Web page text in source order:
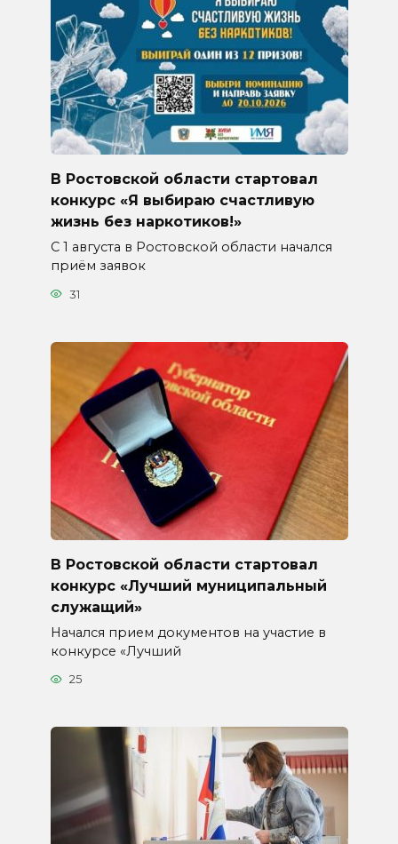
В Ростовской области стартовал
конкурс «Я выбираю счастливую
жизнь без наркотиков!»
С 1 августа в Ростовской области начался
приём заявок
31
В Ростовской области стартовал
конкурс «Лучший муниципальный
служащий»
Начался прием документов на участие в
конкурсе «Лучший
25